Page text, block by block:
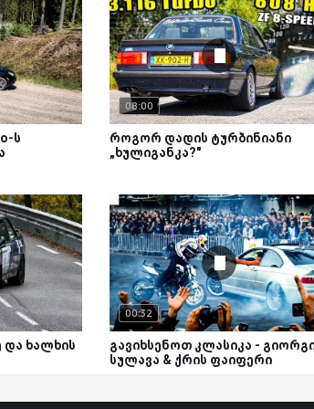
ს
08:00
როგორ დადის ტურბინიანი
„ხულიგანკა?"
და ხალხის
00:32
გავიხსენოთ კლასიკა -
სულავა & ქრის ფაიფერი